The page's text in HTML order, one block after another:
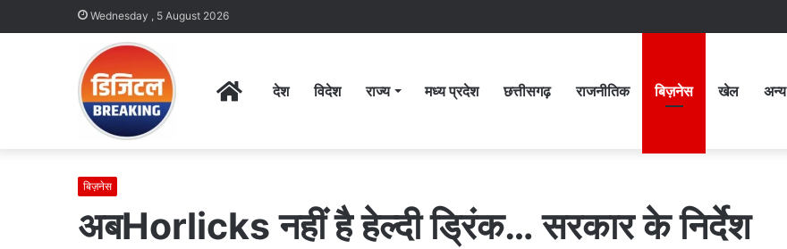
Wednesday , 5 August 2026
Homeदेश विदेश राज्य मध्य प्रदेश छत्तीसगढ़ राजनीतिक बिज़नेस खेल अन्य
बिज़नेस
अबHorlicks नहीं है हेल्दी ड्रिंक… सरकार के निर्देश